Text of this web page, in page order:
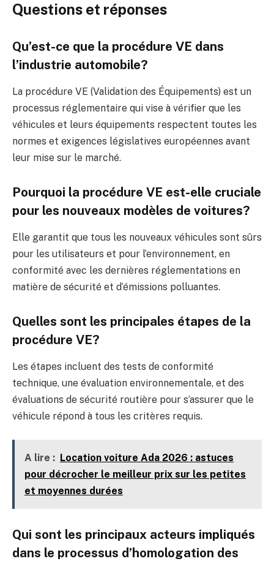
Questions et réponses
Qu’est-ce que la procédure VE dans
l’industrie automobile?
La procédure VE (Validation des Équipements) est un
processus réglementaire qui vise à vérifier que les
véhicules et leurs équipements respectent toutes les
normes et exigences législatives européennes avant
leur mise sur le marché.
Pourquoi la procédure VE est-elle cruciale
pour les nouveaux modèles de voitures?
Elle garantit que tous les nouveaux véhicules sont sûrs
pour les utilisateurs et pour l’environnement, en
conformité avec les dernières réglementations en
matière de sécurité et d’émissions polluantes.
Quelles sont les principales étapes de la
procédure VE?
Les étapes incluent des tests de conformité
technique, une évaluation environnementale, et des
évaluations de sécurité routière pour s’assurer que le
véhicule répond à tous les critères requis.
A lire : Location voiture Ada 2026 : astuces
pour décrocher le meilleur prix sur les petites
et moyennes durées
Qui sont les principaux acteurs impliqués
dans le processus d’homologation des